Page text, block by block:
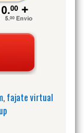
,fajate virtual